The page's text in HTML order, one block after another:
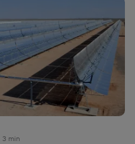
3 min